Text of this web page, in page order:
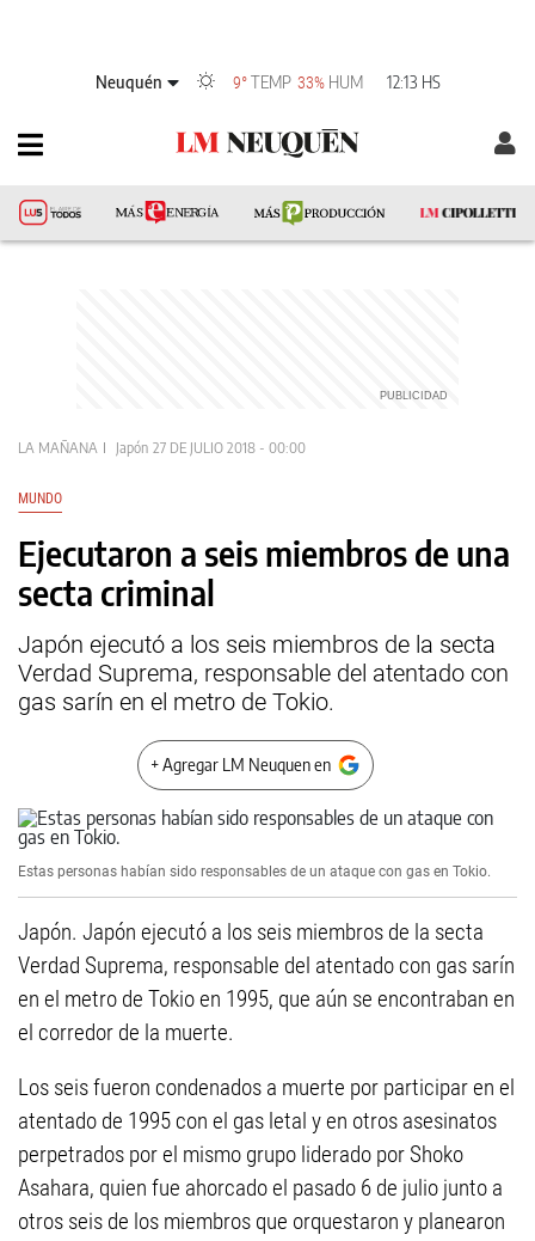
Neuquén 9° TEMP 33% HUM 12:13 HS
LA MAÑANA Japón 27 DE JULIO 2018 - 00:00
MUNDO
Ejecutaron a seis miembros de una
secta criminal
Japón ejecutó a los seis miembros de la secta
Verdad Suprema, responsable del atentado con
gas sarín en el metro de Tokio.
+ Agregar LM Neuquen en
Estas personas habían sido responsables de un ataque con gas en Tokio.
Japón. Japón ejecutó a los seis miembros de la secta
Verdad Suprema, responsable del atentado con gas sarín
en el metro de Tokio en 1995, que aún se encontraban en
el corredor de la muerte.
Los seis fueron condenados a muerte por participar en el
atentado de 1995 con el gas letal y en otros asesinatos
perpetrados por el mismo grupo liderado por Shoko
Asahara, quien fue ahorcado el pasado 6 de julio junto a
otros seis de los miembros que orquestaron y planearon